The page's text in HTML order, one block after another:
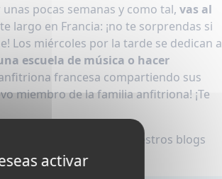
pocas semanas y como tal, vas al
largo en Francia: ¡no te sorprendas si
Los miércoles por la tarde se dedican a
escuela de música o hacer
francesa compartiendo sus
miembro de la familia anfitriona! ¡Te
en un instituto. Lee nuestros blogs
activar